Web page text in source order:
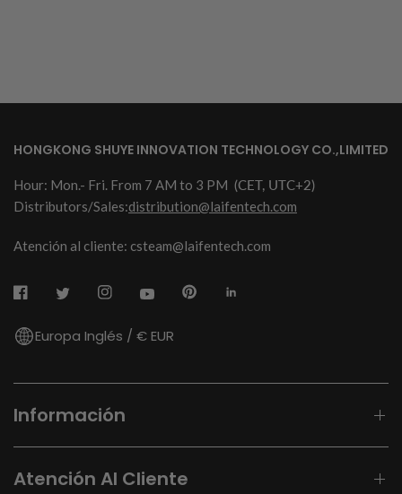
HONGKONG SHUYE INNOVATION TECHNOLOGY CO.,LIMITED
Hour: Mon.- Fri. From 7 AM to 3 PM (CET, UTC+2)
Distributors/Sales:distribution@laifentech.com
Atención al cliente: csteam@laifentech.com
Europa Inglés / € EUR
Información
Atención Al Cliente